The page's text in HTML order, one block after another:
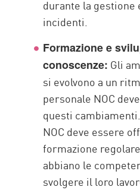
durante la gestione
incidenti.
Formazione e
conoscenze: Gli
si evolvono a un
personale NOC
questi
NOC deve essere
formazione
abbiano le
svolgere il loro